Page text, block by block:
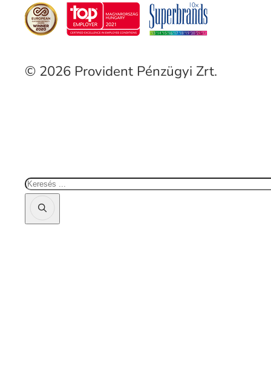
© 2026 Provident Pénzügyi Zrt.
Keresés